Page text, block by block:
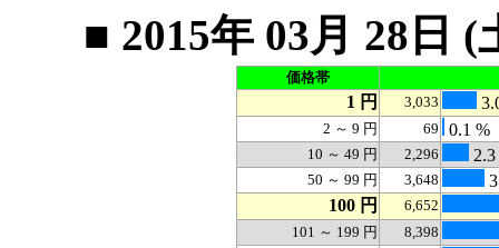
■ 2015年 03月 28日
価格帯
1 円 3,033
2 ～ 9 円 69 0.1 %
10 ～ 49 円 2,296
50 ～ 99 円 3,648
100 円
6,652
101 ～ 199 円
8,398